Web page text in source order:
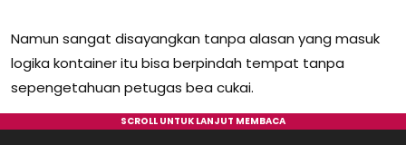
Namun sangat disayangkan tanpa alasan yang masuk
logika kontainer itu bisa berpindah tempat tanpa
sepengetahuan petugas bea cukai.